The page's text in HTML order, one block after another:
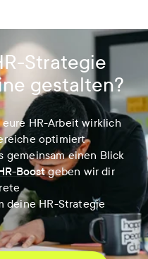
Strategie
gestalten?
HR-Arbeit wirklich
optimiert
gemeinsam einen Blick
Boostgeben wir dir
deine HR-Strategie